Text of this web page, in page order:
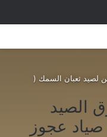
لصيد ثعبان السمك (
الصيد
عجوز